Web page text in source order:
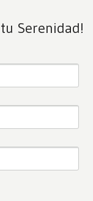
Serenidad!